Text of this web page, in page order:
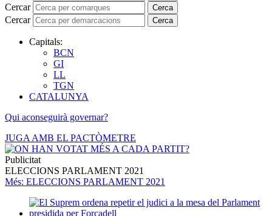
Cercar Cerca
Cercar Cerca
Capitals:
BCN
GI
LL
TGN
CATALUNYA
Qui aconseguirà governar?
JUGA AMB EL PACTÒMETRE
Publicitat
ELECCIONS PARLAMENT 2021
Més: ELECCIONS PARLAMENT 2021